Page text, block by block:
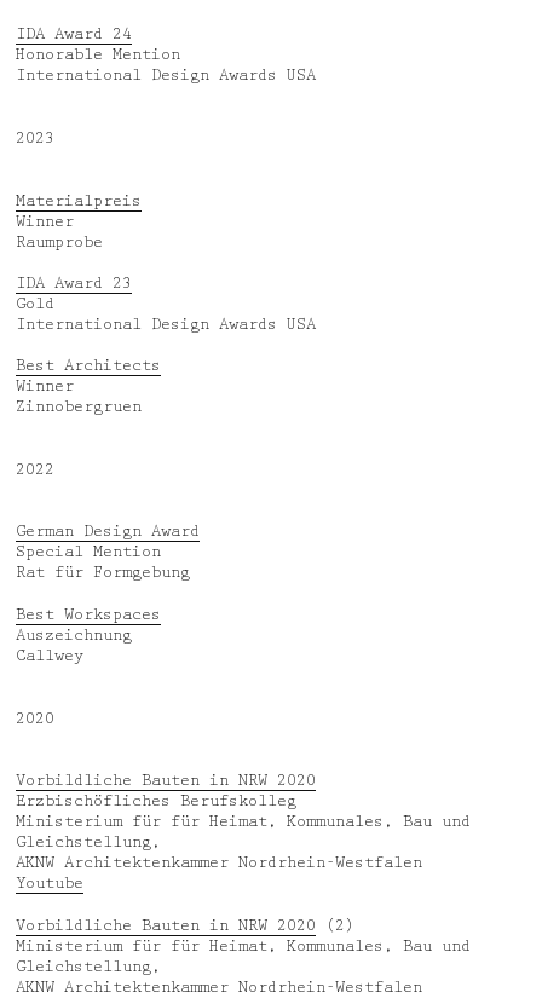
Auszeichnungen
Medien, Vorträge & Dialog
IDA Award 24
Honorable Mention
International Design Awards USA
2023
Materialpreis
Winner
Raumprobe
IDA Award 23
Gold
International Design Awards USA
Best Architects
Winner
Zinnobergruen
2022
German Design Award
Special Mention
Rat für Formgebung
Best Workspaces
Auszeichnung
Callwey
2020
Vorbildliche Bauten in NRW 2020
Erzbischöfliches Berufskolleg
Ministerium für für Heimat, Kommunales, Bau und
Gleichstellung,
AKNW Architektenkammer Nordrhein-Westfalen
Youtube
Vorbildliche Bauten in NRW 2020 (2)
Ministerium für für Heimat, Kommunales, Bau und
Gleichstellung,
AKNW Architektenkammer Nordrhein-Westfalen